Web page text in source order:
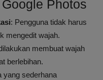
Photos
: Pengguna tidak harus
mengedit wajah.
membuat wajah
berlebihan.
yang sederhana